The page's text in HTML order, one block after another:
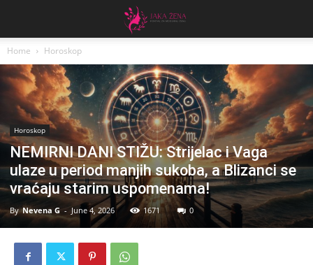
Home Horoskop
Horoskop
NEMIRNI DANI STIŽU: Strijelac i Vaga
ulaze u period manjih sukoba, a Blizanci se
vraćaju starim uspomenama!
By Nevena G - June 4, 2026 1671 0